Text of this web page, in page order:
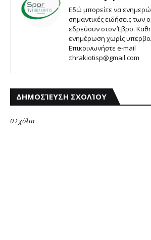
Εδώ μπορείτε να
σημαντικές ειδήσεις
εδρεύουν στον Έβρο.
ενημέρωση χωρίς
Επικοινωνήστε e-mail
:thrakiotisp@gmail.com
ΔΗΜΟΣΊΕΥΣΗ ΣΧΟΛΊΟΥ
0 Σχόλια